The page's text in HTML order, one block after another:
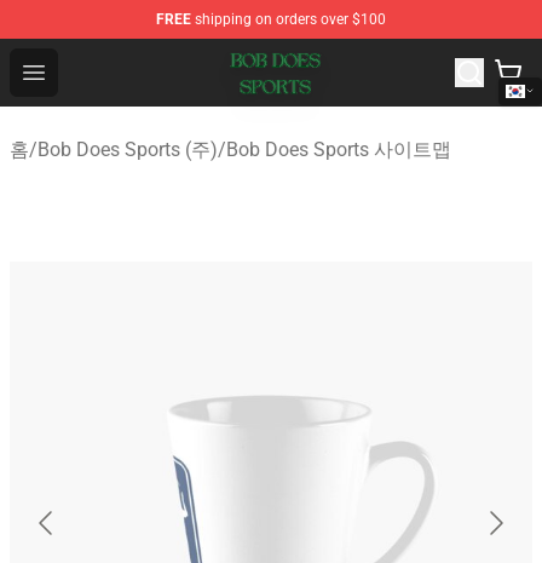
FREE shipping on orders over $100
Open menu
Bob Does Sports Store - Official Bob Does Sports
홈/Bob Does Sports (주)/Bob Does Sports 사이트맵